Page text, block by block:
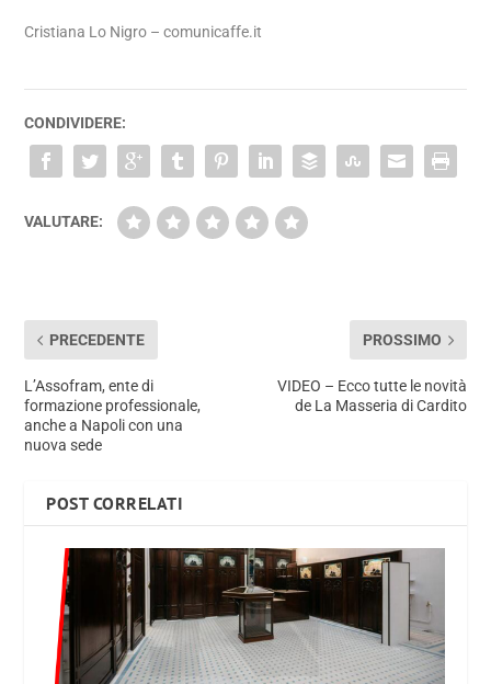
Cristiana Lo Nigro – comunicaffe.it
CONDIVIDERE:
VALUTARE:
PRECEDENTE
L’Assofram, ente di
formazione professionale,
anche a Napoli con una
nuova sede
PROSSIMO
VIDEO – Ecco tutte le novità
de La Masseria di Cardito
POST CORRELATI